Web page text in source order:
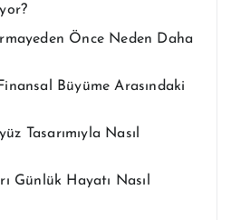
Önce Neden Daha
Büyüme Arasındaki
Tasarımıyla Nasıl
Günlük Hayatı Nasıl